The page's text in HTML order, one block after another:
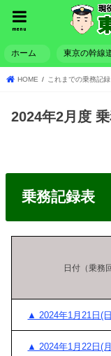
menu
ホーム 東京の幹線
HOME これまでの乗務記録
2024年2月度
乗務記録表
日付（乗務
▲ 2024年1月21日(
▲ 2024年1月22日(